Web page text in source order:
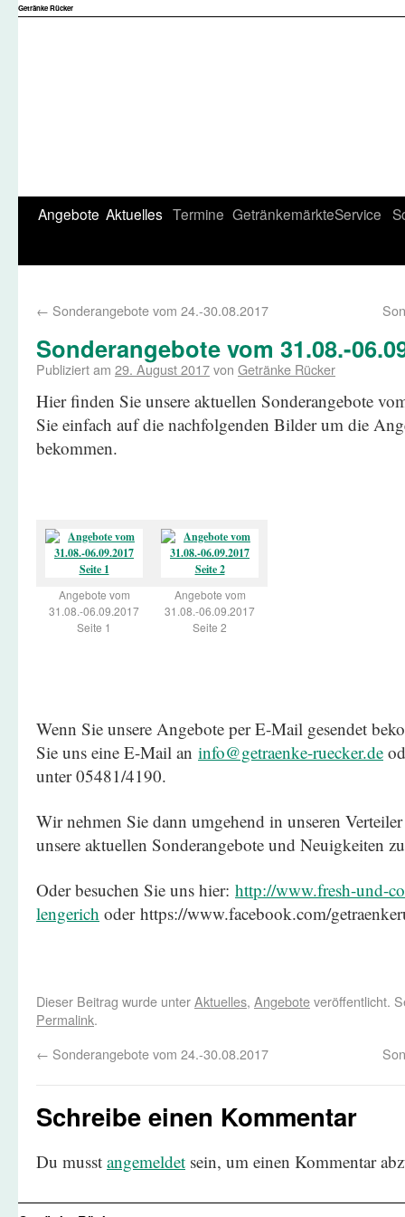
Getränke Rücker
Angebote Aktuelles Termine GetränkemärkteService
← Sonderangebote vom 24.-30.08.2017
Sonderangebote vom 31.08.-
Publiziert am 29. August 2017von Getränke Rücker
Hier finden Sie unsere aktuellen Sonderangebote
Sie einfach auf die nachfolgenden Bilder um die
bekommen.
Angebote vom
31.08.-06.09.2017
Seite 1
Angebote vom
31.08.-06.09.2017
Seite 2
Wenn Sie unsere Angebote per E-Mail gesendet
Sie uns eine E-Mail an info@getraenke-ruecker.de
unter 05481/4190.
Wir nehmen Sie dann umgehend in unseren
unsere aktuellen Sonderangebote und Neuigkeiten
Oder besuchen Sie uns hier: http://www.fresh-und-
lengerich oder https://www.facebook.com/
Dieser Beitrag wurde unterAktuelles, Angeboteveröffentlicht.
Permalink.
← Sonderangebote vom 24.-30.08.2017
Schreibe einen Kommentar
Du musst angemeldetsein, um einen Kommentar